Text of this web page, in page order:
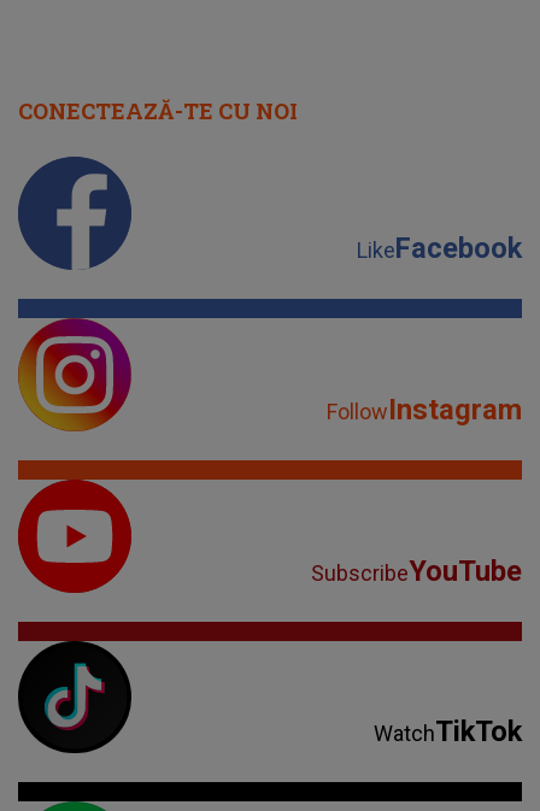
CONECTEAZĂ-TE CU NOI
LikeFacebook
FollowInstagram
SubscribeYouTube
WatchTikTok